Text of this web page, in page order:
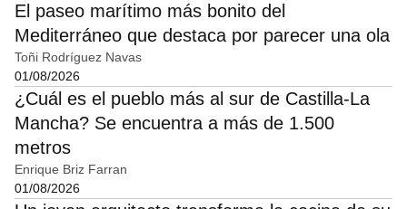
El paseo marítimo más bonito del
Mediterráneo que destaca por parecer una ola
Toñi Rodríguez Navas
01/08/2026
¿Cuál es el pueblo más al sur de Castilla-La
Mancha? Se encuentra a más de 1.500
metros
Enrique Briz Farran
01/08/2026